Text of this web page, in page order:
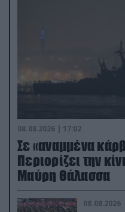
08.08.2026 | 17:02
Σε «αναμμένα
Περιορίζει την
Μαύρη Θάλασσα
08.08.2026